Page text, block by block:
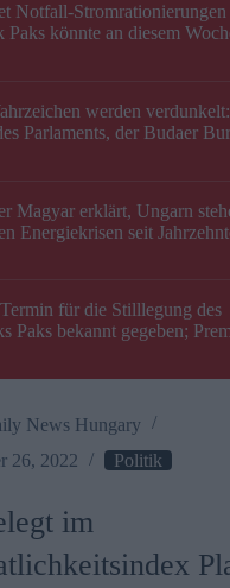
Notfall-Stromrationierungen
könnte an diesem
werden verdunkelt:
Parlaments, der Budaer
Magyar erklärt, Ungarn
Energiekrisen seit
für die Stilllegung des
Paks bekannt gegeben;
News Hungary
26, 2022
Politik
im